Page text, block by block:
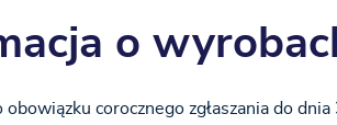
o
obowiązku corocznego zgłaszania do